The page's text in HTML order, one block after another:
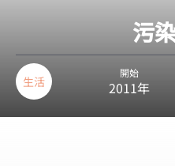
污
生活
開始
2011年